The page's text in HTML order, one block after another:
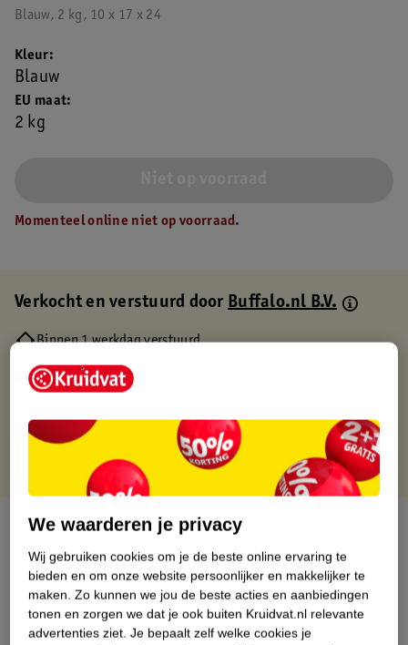
Blauw, 2 kg, 10 x 17 x 24
EU maat
2 kg
Kleur
Blauw
Momenteel online niet op voorraad.
Verkocht en verstuurd doorBuffalo.nl B.V.
Binnen 1 werkdag verstuurd
Gratis thuisbezorgd
Gratis retourneren via verkooppartner.
Over dit product
Productinformatie
Nature Impact Score
We waarderen je privacy
Wij gebruiken cookies om je de beste online ervaring te
bieden en om onze website persoonlijker en makkelijker te
maken. Zo kunnen we jou de beste acties en aanbiedingen
tonen en zorgen we dat je ook buiten Kruidvat.nl relevante
advertenties ziet. Je bepaalt zelf welke cookies je